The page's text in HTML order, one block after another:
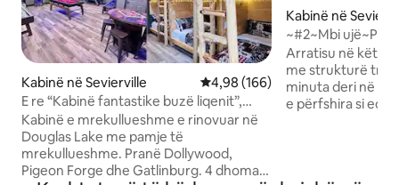
Kabinë në Sevierville Vlerësimi mesatar 4,98 nga 5,
4,98 (166)
E re “Kabinë fantastike buzë liqenit”,
krevate dopio “King”
Kabinë e mrekullueshme e rinovuar në
Douglas Lake me pamje të
mrekullueshme. Pranë Dollywood,
Pigeon Forge dhe Gatlinburg. 4 dhoma
Kabinë në
~#2~Mbi ujë~Pa
Airbnb~Karikues
elektrike~Kajakë~
Arratisu në këtë
me strukturë
minuta deri në
e përfshira si